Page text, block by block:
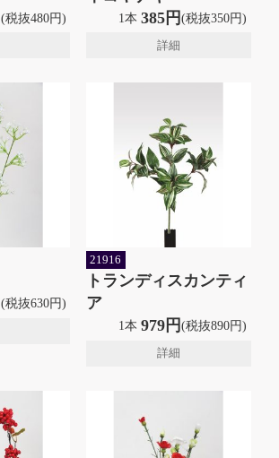
(税抜480円) 1本 385円(税抜350円)
詳細
(税抜630円)
21916
トランディスカンティ
ア
1本 979円(税抜890円)
詳細